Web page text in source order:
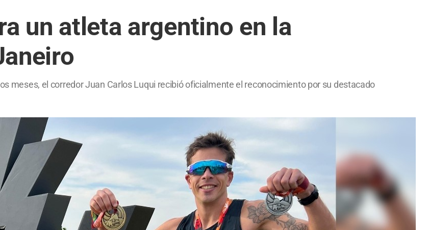
un atleta argentino en la
meses, el corredor Juan Carlos Luqui recibió oficialmente el reconocimiento por su destacado